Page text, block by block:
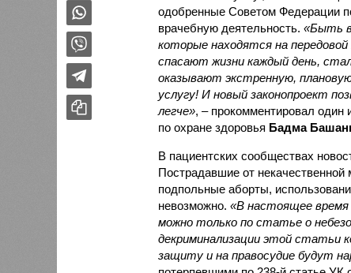
одобренные Советом Федерации
врачебную деятельность. «Быть
которые находятся на
спасают жизни каждый день,
оказывают экстренную,
услугу! И новый законопроект
легче», – прокомментировал один
по охране здоровья Бадма
В пациентских сообществах
Пострадавшие от
подпольные аборты,
невозможно. «В настоящее время
можно только по статье о
декриминализации этой статьи
защиту и на правосудие будут